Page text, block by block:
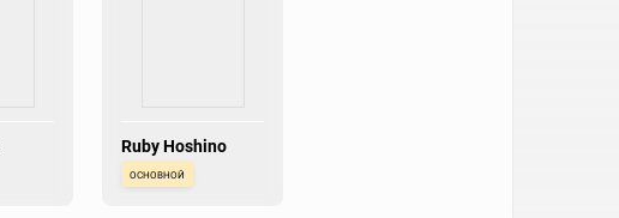
Ruby Hoshino
основной